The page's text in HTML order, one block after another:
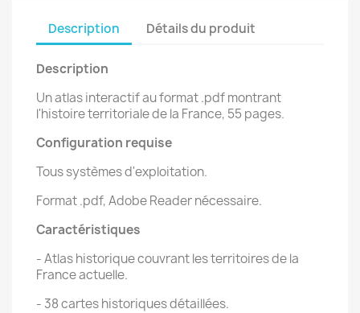
Description Détails du produit
Description
Un atlas interactif au format .pdf montrant
l'histoire territoriale de la France, 55 pages.
Configuration requise
Tous systèmes d'exploitation.
Format .pdf, Adobe Reader nécessaire.
Caractéristiques
- Atlas historique couvrant les territoires de la
France actuelle.
- 38 cartes historiques détaillées.